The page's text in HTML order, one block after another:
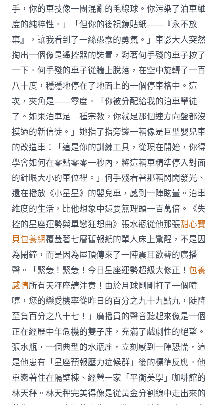
手，你的車技像一團混亂的毛線球。你污染了泊車維
度的純粹性。」「但你的後視鏡貼紙——『永不放
棄』，讓我看到了一絲愚蠢的勇氣。」車影大人突然
掏出一個像是遙控器的裝置，對著何手殘的車子按了
一下。何手殘的車子從牆上脫落，在空中旋轉了一百
八十度，穩穩地停在了地面上的一個停車格中。這
次，夾角是——零度。「你被分配給我的泊車學徒
了。如果泊車是一種宗教，你就是那個連方向盤都沒
摸過的新信徒。」她指了指旁邊一輛像是巨型嬰兒車
的改造車：「這是你的訓練工具，從現在開始，你得
學會如何在零點零零一秒內，將這輛車精準停入對面
的針眼大小的車位裡。」何手殘看著那輛閃閃發光、
還在播放《小星星》的嬰兒車，感到一陣眩暈。泊車
維度的生活，比他想象中還要無理頭一百萬倍。《失
控的星座運勢與單戀狂想曲》張水瓶從他那張甜心寶
貝包養網覆蓋著七層舊報紙的單人床上驚醒，不是因
為鬧鐘，而是因為屋頂傳來了一陣震耳欲聾的廣播
聲。「緊急！緊急！今日星座運勢超級大修正！包養
感情所有天秤座請注意！由於月球剛剛打了一個噴
嚏，您的戀愛機率從昨日的百分之九十九點九，陡降
至負百分之八十七！」廣播員的聲音聽起來像是一個
正在經歷中年危機的雙子座，充滿了戲劇性的絕望。
張水瓶，一個典型的水瓶座，立刻感到一陣恐慌，這
是他患有「星座預報壓力症候群」後的標準反應。他
單戀著住在隔壁棟、經營一家「平衡美學」咖啡館的
林天秤。林天秤完美得像是從黃金分割線中走出來的